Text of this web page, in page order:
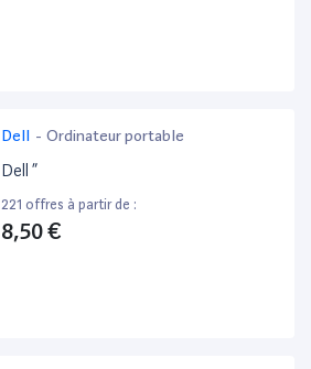
Dell - Ordinateur portable
Dell ”
221 offres à partir de :
8,50 €